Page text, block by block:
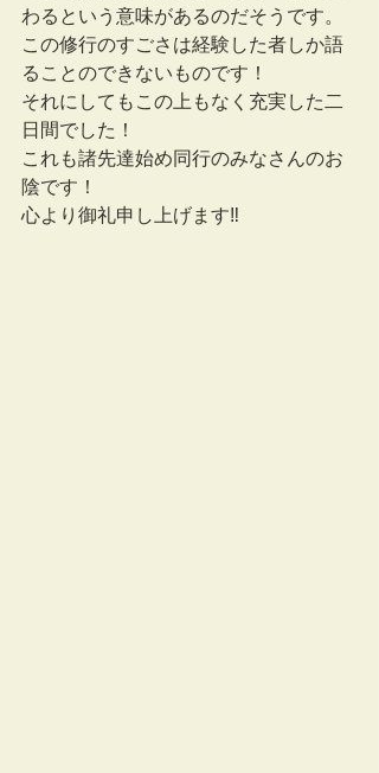
わるという意味があるのだそうです。
この修行のすごさは経験した者しか語
ることのできないものです！
それにしてもこの上もなく充実した二
日間でした！
これも諸先達始め同行のみなさんのお
陰です！
心より御礼申し上げます‼︎